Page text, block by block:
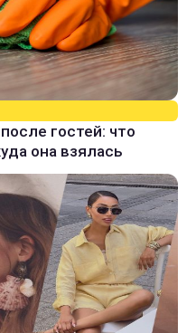
гостей: что
она взялась